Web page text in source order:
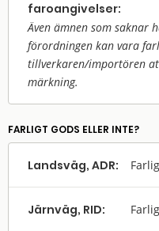
faroangivelser:
Även ämnen som saknar
förordningen kan vara
tillverkaren/importören
märkning.
FARLIGT GODS ELLER INTE?
Landsväg, ADR:
Järnväg, RID: